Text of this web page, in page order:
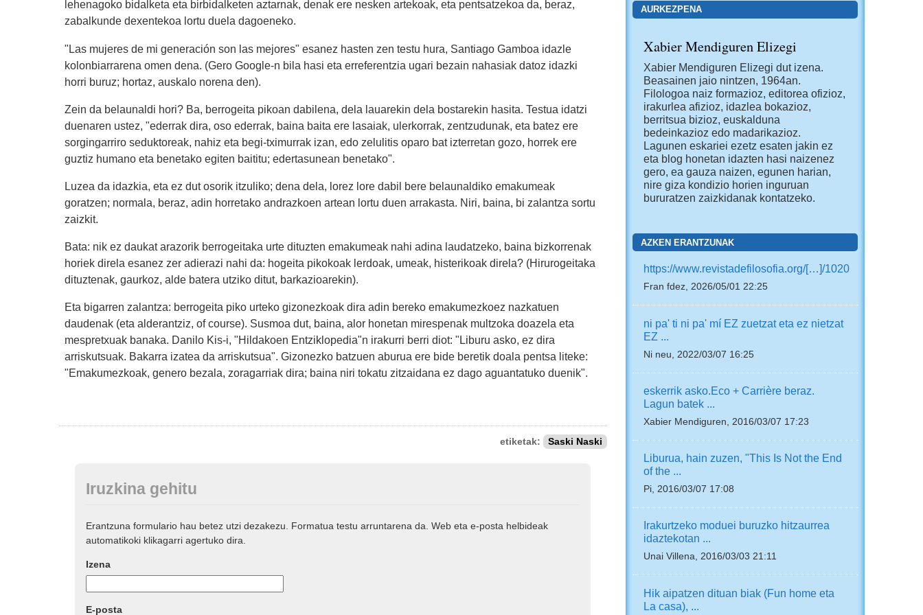
lehenagoko bidalketa eta birbidalketen aztarnak, denak ere nesken artekoak, eta pentsatzekoa da, beraz,
zabalkunde dexentekoa lortu duela dagoeneko.
"Las mujeres de mi generación son las mejores" esanez hasten zen testu hura, Santiago Gamboa idazle
kolonbiarrarena omen dena. (Gero Google-n bila hasi eta erreferentzia ugari bezain nahasiak datoz idazki
horri buruz; hortaz, auskalo norena den).
Zein da belaunaldi hori? Ba, berrogeita pikoan dabilena, dela lauarekin dela bostarekin hasita. Testua idatzi
duenaren ustez, "ederrak dira, oso ederrak, baina baita ere lasaiak, ulerkorrak, zentzudunak, eta batez ere
sorgingarriro seduktoreak, nahiz eta begi-tximurrak izan, edo zelulitis oparo bat izterretan gozo, horrek ere
guztiz humano eta benetako egiten baititu; edertasunean benetako".
Luzea da idazkia, eta ez dut osorik itzuliko; dena dela, lorez lore dabil bere belaunaldiko emakumeak
goratzen; normala, beraz, adin horretako andrazkoen artean lortu duen arrakasta. Niri, baina, bi zalantza sortu
zaizkit.
Bata: nik ez daukat arazorik berrogeitaka urte dituzten emakumeak nahi adina laudatzeko, baina bizkorrenak
horiek direla esanez zer adierazi nahi da: hogeita pikokoak lerdoak, umeak, histerikoak direla? (Hirurogeitaka
dituztenak, gaurkoz, alde batera utziko ditut, barkazioarekin).
Eta bigarren zalantza: berrogeita piko urteko gizonezkoak dira adin bereko emakumezkoez nazkatuen
daudenak (eta alderantziz, of course). Susmoa dut, baina, alor honetan mirespenak multzoka doazela eta
mespretxuak banaka. Danilo Kis-i, "Hildakoen Entziklopedia"n irakurri berri diot: "Liburu asko, ez dira
arriskutsuak. Bakarra izatea da arriskutsua". Gizonezko batzuen aburua ere bide beretik doala pentsa liteke:
"Emakumezkoak, genero bezala, zoragarriak dira; baina niri tokatu zitzaidana ez dago aguantatuko duenik".
etiketak: Saski Naski
Iruzkina gehitu
Erantzuna formulario hau betez utzi dezakezu. Formatua testu arruntarena da. Web eta e-posta helbideak
automatikoki klikagarri agertuko dira.
Izena
E-posta
AURKEZPENA
Xabier Mendiguren Elizegi
Xabier Mendiguren Elizegi dut izena.
Beasainen jaio nintzen, 1964an.
Filologoa naiz formazioz, editorea ofizioz,
irakurlea afizioz, idazlea bokazioz,
berritsua bizioz, euskalduna
bedeinkazioz edo madarikazioz.
Lagunen eskariei ezetz esaten jakin ez
eta blog honetan idazten hasi naizenez
gero, ea gauza naizen, egunen harian,
nire giza kondizio horien inguruan
bururatzen zaizkidanak kontatzeko.
AZKEN ERANTZUNAK
https://www.revistadefilosofia.org/[…]/1020
Fran fdez, 2026/05/01 22:25
ni pa' ti ni pa' mí EZ zuetzat eta ez nietzat
EZ ...
Ni neu, 2022/03/07 16:25
eskerrik asko.Eco + Carrière beraz.
Lagun batek ...
Xabier Mendiguren, 2016/03/07 17:23
Liburua, hain zuzen, "This Is Not the End
of the ...
Pi, 2016/03/07 17:08
Irakurtzeko moduei buruzko hitzaurrea
idaztekotan ...
Unai Villena, 2016/03/03 21:11
Hik aipatzen dituan biak (Fun home eta
La casa), ...